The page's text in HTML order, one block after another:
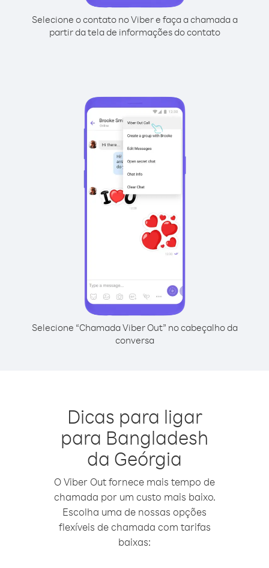
Selecione o contato no Viber e faça a chamada a
partir da tela de informações do contato
Selecione “Chamada Viber Out” no cabeçalho da
conversa
Dicas para ligar
para Bangladesh
da Geórgia
O Viber Out fornece mais tempo de
chamada por um custo mais baixo.
Escolha uma de nossas opções
flexíveis de chamada com tarifas
baixas: